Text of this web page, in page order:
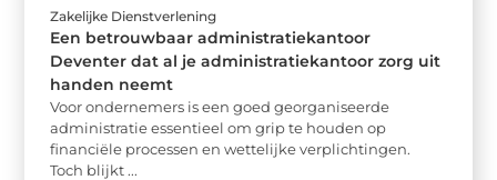
Zakelijke Dienstverlening
Een betrouwbaar administratiekantoor
Deventer dat al je administratiekantoor zorg uit
handen neemt
Voor ondernemers is een goed georganiseerde
administratie essentieel om grip te houden op
financiële processen en wettelijke verplichtingen.
Toch blijkt ...